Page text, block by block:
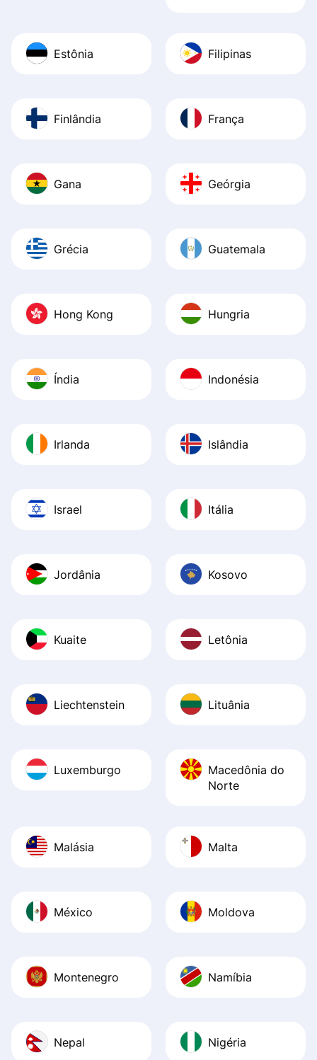
Estônia Filipinas
Finlândia França
Gana Geórgia
Grécia Guatemala
Hong Kong Hungria
Índia Indonésia
Irlanda Islândia
Israel Itália
Jordânia Kosovo
Kuaite Letônia
Liechtenstein Lituânia
Luxemburgo
Macedônia do
Norte
Malásia Malta
México Moldova
Montenegro Namíbia
Nepal Nigéria